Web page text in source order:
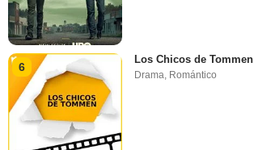
6
Los Chicos de Tommen
Drama, Romántico